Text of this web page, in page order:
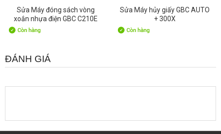
Sửa Máy đóng sách vòng
xoắn nhựa điện GBC C210E
Sửa Máy hủy giấy GBC AUTO
+ 300X
ĐÁNH GIÁ